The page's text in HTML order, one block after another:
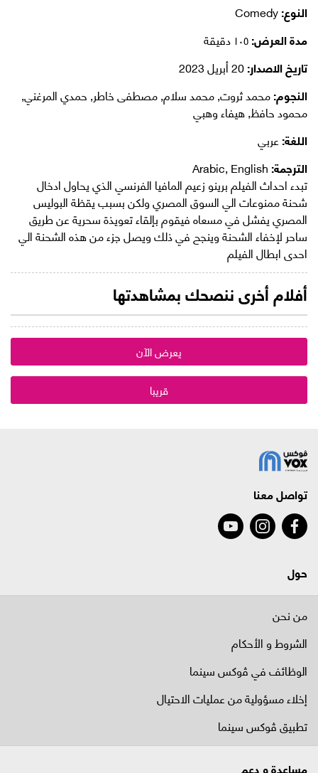
النوع:
مدة العرض:
تاريخ الاصدار:
النجوم:محمد ثروت, محمد سلام, مصطفى خاطر, حمدي المرغني,
محمود حافظ, هيفاء وهبي
اللغة:عربي
الترجمة:
تبدء احداث الفيلم برينو زعيم المافيا الفرنسي الذي يحاول ادخال
شحنة ممنوعات الي السوق المصري ولكن بسبب يقظة البوليس
المصري يفشل في مسعاه فيقوم بإلقاء تعويذة سحرية عن طريق
ساحر لإخفاء الشحنة وينجح في ذلك ويصل جزء من هذه الشحنة الي
احدى ابطال الفيلم
أفلام أخرى ننصحك بمشاهدتها
يعرض الآن
قريبا
تواصل معنا
حول
من نحن
الشروط و الأحكام
الوظائف في ﭬوكس سينما
إخلاء مسؤولية من عمليات الاحتيال
تطبيق ڤوكس سينما
مساعدة و دعم